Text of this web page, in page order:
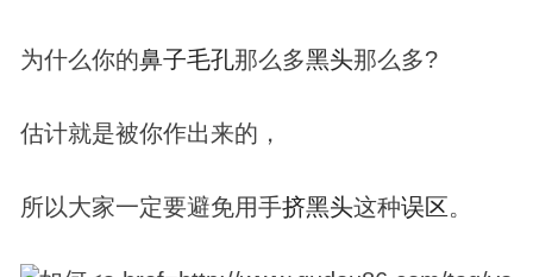
为什么你的鼻子毛孔那么多黑头那么多?
估计就是被你作出来的，
所以大家一定要避免用手挤黑头这种误区。